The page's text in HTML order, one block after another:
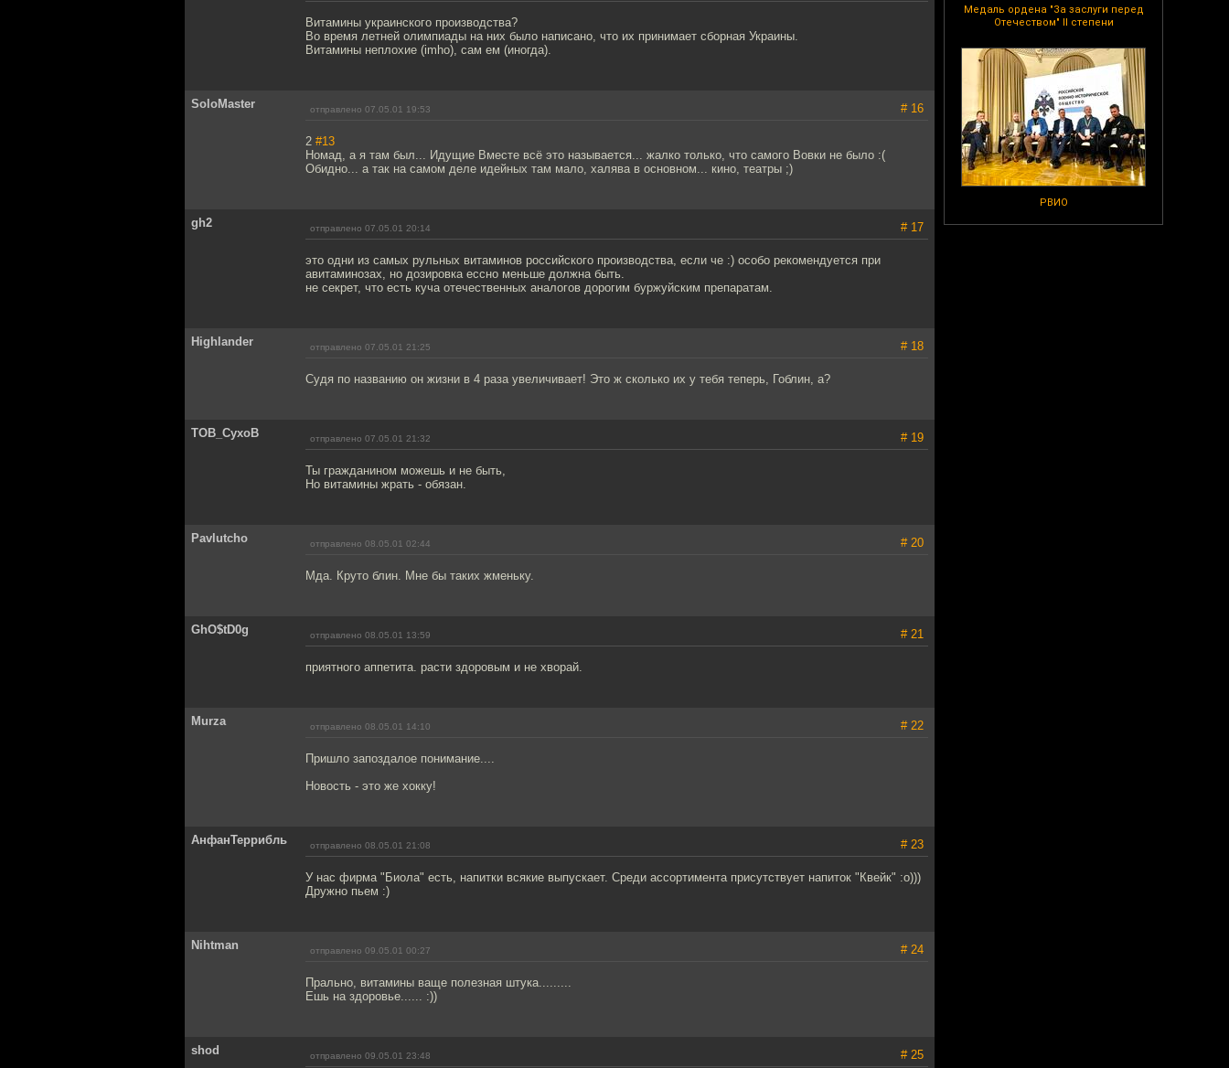
Медаль ордена "За заслуги перед
Отечеством" II степени
РВИО
Витамины украинского производства?
Во время летней олимпиады на них было написано, что их принимает сборная Украины.
Витамины неплохие (imho), сам ем (иногда).
SoloMaster отправлено 07.05.01 19:53 # 16
2 #13
Номад, а я там был... Идущие Вместе всё это называется... жалко только, что самого Вовки не было :(
Обидно... а так на самом деле идейных там мало, халява в основном... кино, театры ;)
gh2 отправлено 07.05.01 20:14 # 17
это одни из самых рульных витаминов российского производства, если че :) особо рекомендуется при
авитаминозах, но дозировка ессно меньше должна быть.
не секрет, что есть куча отечественных аналогов дорогим буржуйским препаратам.
Highlander отправлено 07.05.01 21:25 # 18
Судя по названию он жизни в 4 раза увеличивает! Это ж сколько их у тебя теперь, Гоблин, а?
TOB_CyxoB отправлено 07.05.01 21:32 # 19
Ты гражданином можешь и не быть,
Но витамины жрать - обязан.
Pavlutcho отправлено 08.05.01 02:44 # 20
Мда. Круто блин. Мне бы таких жменьку.
GhO$tD0g отправлено 08.05.01 13:59 # 21
приятного аппетита. расти здоровым и не хворай.
Murza отправлено 08.05.01 14:10 # 22
Пришло запоздалое понимание....
Новость - это же хокку!
АнфанТеррибль отправлено 08.05.01 21:08 # 23
У нас фирма "Биола" есть, напитки всякие выпускает. Среди ассортимента присутствует напиток "Квейк" :о)))
Дружно пьем :)
Nihtman отправлено 09.05.01 00:27 # 24
Прально, витамины ваще полезная штука.........
Ешь на здоровье...... :))
shod отправлено 09.05.01 23:48 # 25